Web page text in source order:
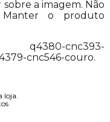
a imagem. Não
o produto
q4380-cnc393-
cnc546-couro.
loja.